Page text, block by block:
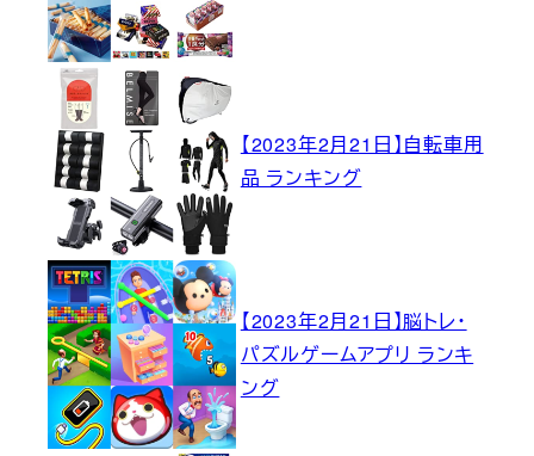
【2023年2月21日】自転車用
品 ランキング
【2023年2月21日】脳トレ・
パズルゲームアプリ ランキ
ング